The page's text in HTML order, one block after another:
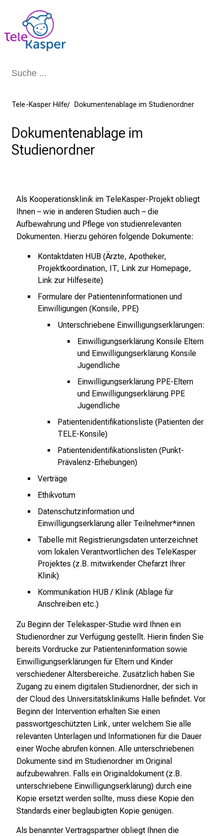
Tele-Kasper Hilfe Dokumentenablage im Studienordner
Dokumentenablage im
Studienordner
Als Kooperationsklinik im TeleKasper-Projekt obliegt
Ihnen – wie in anderen Studien auch – die
Aufbewahrung und Pflege von studienrelevanten
Dokumenten. Hierzu gehören folgende Dokumente:
Kontaktdaten HUB (Ärzte, Apotheker,
Projektkoordination, IT, Link zur Homepage,
Link zur Hilfeseite)
Formulare der Patienteninformationen und
Einwilligungen (Konsile, PPE)
Unterschriebene Einwilligungserklärungen:
Einwilligungserklärung Konsile Eltern
und Einwilligungserklärung Konsile
Jugendliche
Einwilligungserklärung PPE-Eltern
und Einwilligungserklärung PPE
Jugendliche
Patientenidentifikationsliste (Patienten der
TELE-Konsile)
Patientenidentifikationslisten (Punkt-
Prävalenz-Erhebungen)
Verträge
Ethikvotum
Datenschutzinformation und
Einwilligungserklärung aller Teilnehmer*innen
Tabelle mit Registrierungsdaten unterzeichnet
vom lokalen Verantwortlichen des TeleKasper
Projektes (z.B. mitwirkender Chefarzt Ihrer
Klinik)
Kommunikation HUB / Klinik (Ablage für
Anschreiben etc.)
Zu Beginn der Telekasper-Studie wird Ihnen ein
Studienordner zur Verfügung gestellt. Hierin finden Sie
bereits Vordrucke zur Patienteninformation sowie
Einwilligungserklärungen für Eltern und Kinder
verschiedener Altersbereiche. Zusätzlich haben Sie
Zugang zu einem digitalen Studienordner, der sich in
der Cloud des Universitätsklinikums Halle befindet. Vor
Beginn der Intervention erhalten Sie einen
passwortgeschützten Link, unter welchem Sie alle
relevanten Unterlagen und Informationen für die Dauer
einer Woche abrufen können. Alle unterschriebenen
Dokumente sind im Studienordner im Original
aufzubewahren. Falls ein Originaldokument (z.B.
unterschriebene Einwilligungserklärung) durch eine
Kopie ersetzt werden sollte, muss diese Kopie den
Standards einer beglaubigten Kopie genügen.
Als benannter Vertragspartner obliegt Ihnen die